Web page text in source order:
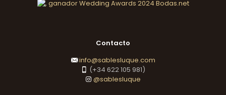
Contacto
info@sablesluque.com
(+34 622 105 981)
@sablesluque